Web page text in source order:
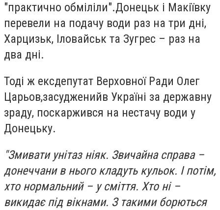
"практично обміліли".Донецьк і Макіївку
перевели на подачу води раз на три дні,
Харцизьк, Іловайськ та Зугрес – раз на
два дні.
Тоді ж ексдепутат Верховної Ради Олег
Царьов,засудженийв Україні за державну
зраду, поскаржився на нестачу води у
Донецьку.
"Змивати унітаз ніяк. Звичайна справа –
донеччани в нього кладуть кульок. І потім,
хто нормальний – у сміття. Хто ні –
викидає під вікнами. З такими борються